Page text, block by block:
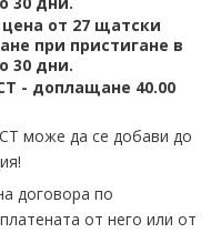
от 27 щатски
при пристигане в
30 дни.
- доплащане 40.00
може да се добави до
договора по
от него или от